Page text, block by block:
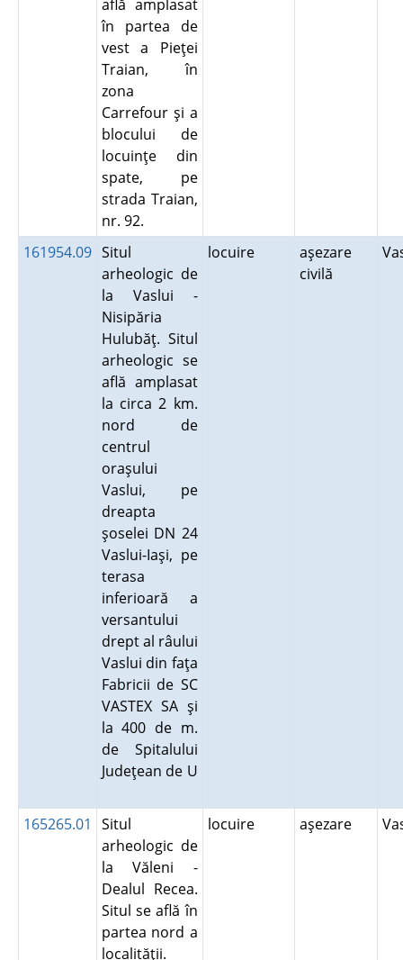
află amplasat
în partea de
vest a Pieţei
Traian, în
zona
Carrefour şi a
blocului de
locuinţe din
spate, pe
strada Traian,
nr. 92.
161954.09 Situl
arheologic de
la Vaslui -
Nisipăria
Hulubăţ. Situl
arheologic se
află amplasat
la circa 2 km.
nord de
centrul
oraşului
Vaslui, pe
dreapta
şoselei DN 24
Vaslui-Iaşi, pe
terasa
inferioară a
versantului
drept al râului
Vaslui din faţa
Fabricii de SC
VASTEX SA şi
la 400 de m.
de Spitalului
Judeţean de U
locuire
aşezare
civilă
165265.01
Situl
arheologic de
la Văleni -
Dealul Recea.
Situl se află în
partea nord a
localităţii.
locuire aşezare